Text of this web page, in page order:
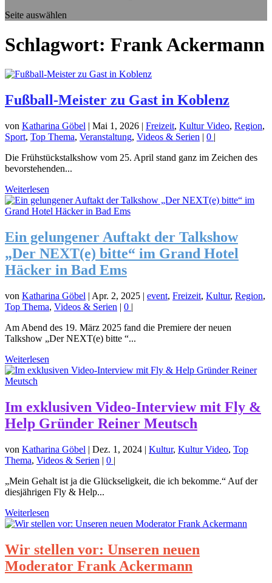
Seite auswählen
Schlagwort: Frank Ackermann
Fußball-Meister zu Gast in Koblenz
von Katharina Göbel | Mai 1, 2026 | Freizeit, Kultur Video, Region,
Sport, Top Thema, Veranstaltung, Videos & Serien | 0 |
Die Frühstückstalkshow vom 25. April stand ganz im Zeichen des
bevorstehenden...
Weiterlesen
Ein gelungener Auftakt der Talkshow
„Der NEXT(e) bitte“ im Grand Hotel
Häcker in Bad Ems
von Katharina Göbel | Apr. 2, 2025 | event, Freizeit, Kultur, Region,
Top Thema, Videos & Serien | 0 |
Am Abend des 19. März 2025 fand die Premiere der neuen
Talkshow „Der NEXT(e) bitte “...
Weiterlesen
Im exklusiven Video-Interview mit Fly &
Help Gründer Reiner Meutsch
von Katharina Göbel | Dez. 1, 2024 | Kultur, Kultur Video, Top
Thema, Videos & Serien | 0 |
„Mein Gehalt ist ja die Glückseligkeit, die ich bekomme.“ Auf der
diesjährigen Fly & Help...
Weiterlesen
Wir stellen vor: Unseren neuen
Moderator Frank Ackermann